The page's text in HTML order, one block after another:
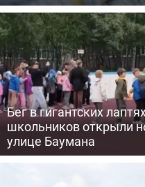
Бег в гигантских
школьников открыли
улице Баумана